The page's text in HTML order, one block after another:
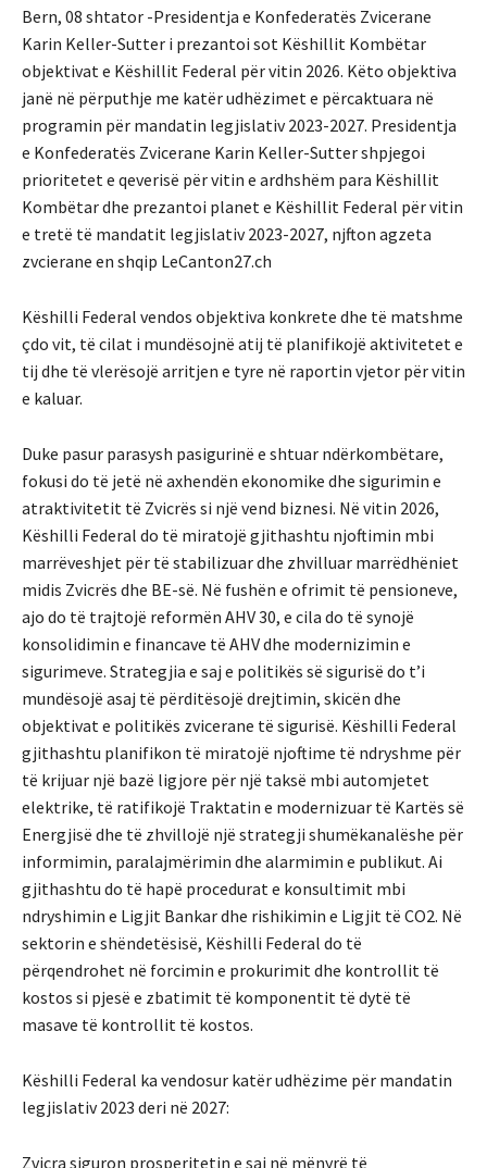
Bern, 08 shtator -Presidentja e Konfederatës Zvicerane
Karin Keller-Sutter i prezantoi sot Këshillit Kombëtar
objektivat e Këshillit Federal për vitin 2026. Këto objektiva
janë në përputhje me katër udhëzimet e përcaktuara në
programin për mandatin legjislativ 2023-2027. Presidentja
e Konfederatës Zvicerane Karin Keller-Sutter shpjegoi
prioritetet e qeverisë për vitin e ardhshëm para Këshillit
Kombëtar dhe prezantoi planet e Këshillit Federal për vitin
e tretë të mandatit legjislativ 2023-2027, njfton agzeta
zvcierane en shqip LeCanton27.ch
Këshilli Federal vendos objektiva konkrete dhe të matshme
çdo vit, të cilat i mundësojnë atij të planifikojë aktivitetet e
tij dhe të vlerësojë arritjen e tyre në raportin vjetor për vitin
e kaluar.
Duke pasur parasysh pasigurinë e shtuar ndërkombëtare,
fokusi do të jetë në axhendën ekonomike dhe sigurimin e
atraktivitetit të Zvicrës si një vend biznesi. Në vitin 2026,
Këshilli Federal do të miratojë gjithashtu njoftimin mbi
marrëveshjet për të stabilizuar dhe zhvilluar marrëdhëniet
midis Zvicrës dhe BE-së. Në fushën e ofrimit të pensioneve,
ajo do të trajtojë reformën AHV 30, e cila do të synojë
konsolidimin e financave të AHV dhe modernizimin e
sigurimeve. Strategjia e saj e politikës së sigurisë do t’i
mundësojë asaj të përditësojë drejtimin, skicën dhe
objektivat e politikës zvicerane të sigurisë. Këshilli Federal
gjithashtu planifikon të miratojë njoftime të ndryshme për
të krijuar një bazë ligjore për një taksë mbi automjetet
elektrike, të ratifikojë Traktatin e modernizuar të Kartës së
Energjisë dhe të zhvillojë një strategji shumëkanalëshe për
informimin, paralajmërimin dhe alarmimin e publikut. Ai
gjithashtu do të hapë procedurat e konsultimit mbi
ndryshimin e Ligjit Bankar dhe rishikimin e Ligjit të CO2. Në
sektorin e shëndetësisë, Këshilli Federal do të
përqendrohet në forcimin e prokurimit dhe kontrollit të
kostos si pjesë e zbatimit të komponentit të dytë të
masave të kontrollit të kostos.
Këshilli Federal ka vendosur katër udhëzime për mandatin
legjislativ 2023 deri në 2027:
Zvicra siguron prosperitetin e saj në mënyrë të